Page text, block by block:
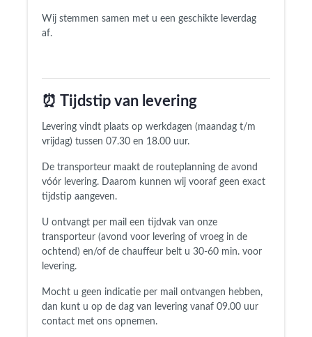
Wij stemmen samen met u een geschikte leverdag
af.
⏰ Tijdstip van levering
Levering vindt plaats op werkdagen (maandag t/m
vrijdag) tussen 07.30 en 18.00 uur.
De transporteur maakt de routeplanning de avond
vóór levering. Daarom kunnen wij vooraf geen exact
tijdstip aangeven.
U ontvangt per mail een tijdvak van onze
transporteur (avond voor levering of vroeg in de
ochtend) en/of de chauffeur belt u 30-60 min. voor
levering.
Mocht u geen indicatie per mail ontvangen hebben,
dan kunt u op de dag van levering vanaf 09.00 uur
contact met ons opnemen.